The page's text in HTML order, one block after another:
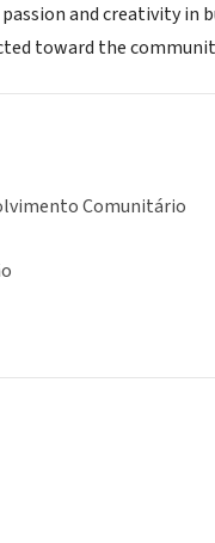
and creativity in
toward the
Comunitário